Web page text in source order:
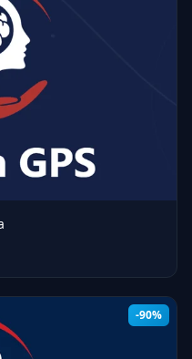
-90%